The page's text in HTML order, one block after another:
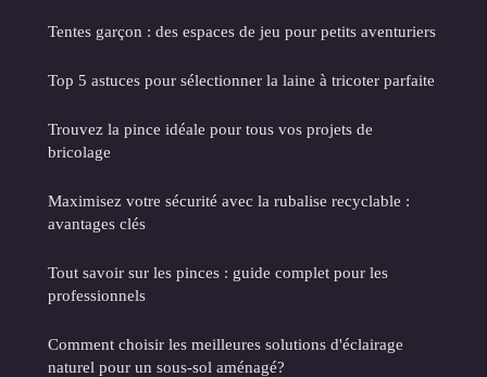
Tentes garçon : des espaces de jeu pour petits aventuriers
Top 5 astuces pour sélectionner la laine à tricoter parfaite
Trouvez la pince idéale pour tous vos projets de
bricolage
Maximisez votre sécurité avec la rubalise recyclable :
avantages clés
Tout savoir sur les pinces : guide complet pour les
professionnels
Comment choisir les meilleures solutions d'éclairage
naturel pour un sous-sol aménagé?